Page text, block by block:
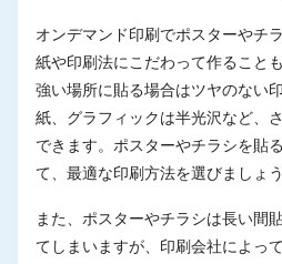
オンデマンド印刷でポスターやチ
紙や印刷法にこだわって作ること
強い場所に貼る場合はツヤのない
紙、グラフィックは半光沢など、
できます。ポスターやチラシを貼
て、最適な印刷方法を選びましょう
また、ポスターやチラシは長い間
てしまいますが、印刷会社によっ